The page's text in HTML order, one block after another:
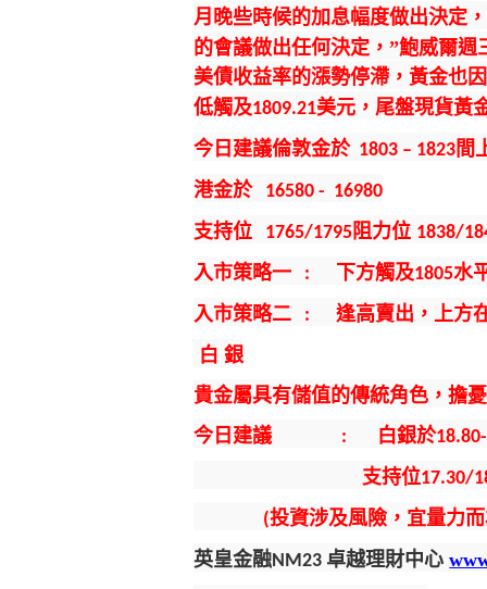
月晚些時候的加息幅度做出決定
的會議做出任何決定，”鮑威爾
美債收益率的漲勢停滯，黃金也
低觸及1809.21美元，尾盤現貨黃
今日建議倫敦金於1803 – 1823間
港金於16580 - 16980
支持位 1765/1795阻力位 1838/
入市策略一 : 下方觸及1805水
入市策略二 :逢高賣出 ，上方
白 銀
貴金屬具有儲值的傳統角色，擔
今日建議: 白銀於
支持位17.30/
(投資涉及風險，宜量力
英皇金融NM23 卓越理財中心